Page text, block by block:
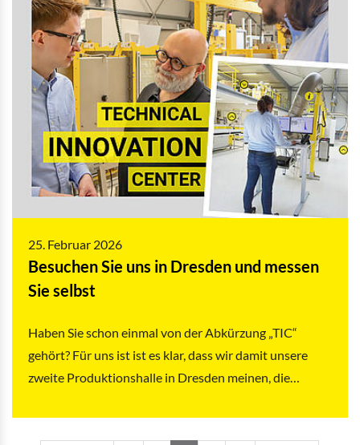
25. Februar 2026
Besuchen Sie uns in Dresden und messen
Sie selbst
Haben Sie schon einmal von der Abkürzung „TIC“
gehört? Für uns ist ist es klar, dass wir damit unsere
zweite Produktionshalle in Dresden meinen, die…